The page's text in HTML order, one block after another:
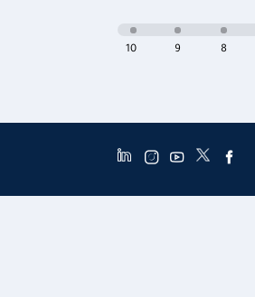
10 9 8